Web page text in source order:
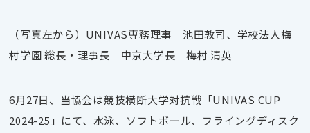
（写真左から）UNIVAS専務理事 池田敦司、学校法人梅
村学園 総長・理事長 中京大学長 梅村 清英
6月27日、当協会は競技横断大学対抗戦「UNIVAS CUP
2024-25」にて、水泳、ソフトボール、フライングディスク